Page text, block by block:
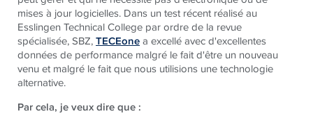
mises à jour logicielles. Dans un test récent réalisé au
Esslingen Technical College par ordre de la revue
spécialisée, SBZ,TECEonea excellé avec d'excellentes
données de performance malgré le fait d'être un nouveau
venu et malgré le fait que nous utilisions une technologie
alternative.
Par cela, je veux dire que :